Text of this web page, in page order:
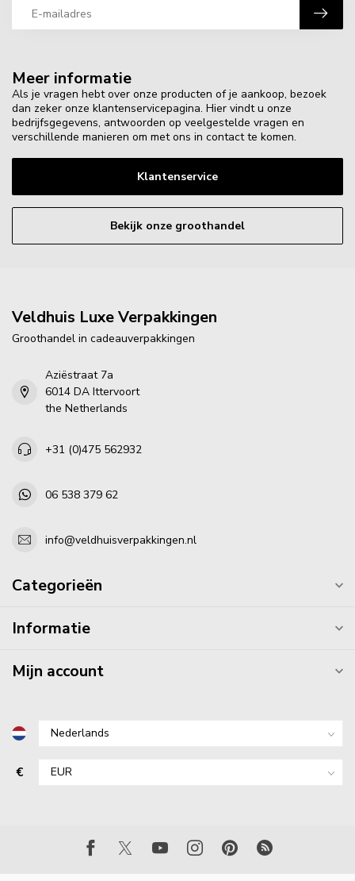
Meer informatie
Als je vragen hebt over onze producten of je aankoop, bezoek
dan zeker onze klantenservicepagina. Hier vindt u onze
bedrijfsgegevens, antwoorden op veelgestelde vragen en
verschillende manieren om met ons in contact te komen.
Klantenservice
Bekijk onze groothandel
Veldhuis Luxe Verpakkingen
Groothandel in cadeauverpakkingen
Aziëstraat 7a
6014 DA Ittervoort
the Netherlands
+31 (0)475 562932
06 538 379 62
info@veldhuisverpakkingen.nl
Categorieën
Informatie
Mijn account
€